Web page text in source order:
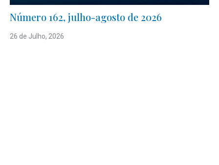
Número 162, julho-agosto de 2026
26 de Julho, 2026